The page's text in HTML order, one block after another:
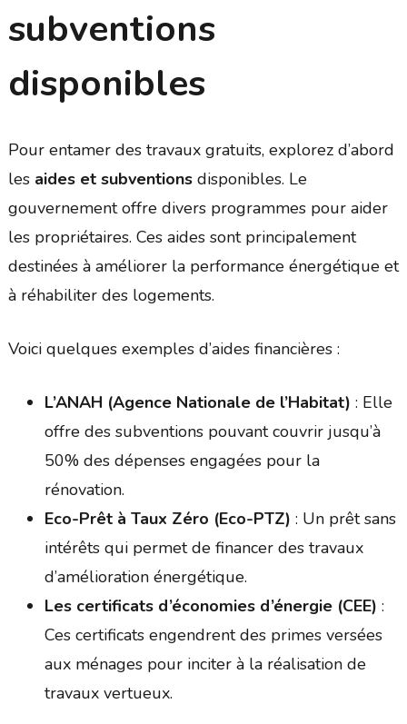
subventions
disponibles
Pour entamer des travaux gratuits, explorez d’abord
les aides et subventionsdisponibles. Le
gouvernement offre divers programmes pour aider
les propriétaires. Ces aides sont principalement
destinées à améliorer la performance énergétique et
à réhabiliter des logements.
Voici quelques exemples d’aides financières :
L’ANAH (Agence Nationale de l’Habitat) : Elle
offre des subventions pouvant couvrir jusqu’à
50% des dépenses engagées pour la
rénovation.
Eco-Prêt à Taux Zéro (Eco-PTZ) : Un prêt sans
intérêts qui permet de financer des travaux
d’amélioration énergétique.
Les certificats d’économies d’énergie (CEE) :
Ces certificats engendrent des primes versées
aux ménages pour inciter à la réalisation de
travaux vertueux.